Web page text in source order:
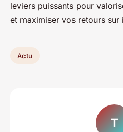
leviers puissants pour
et maximiser vos retours sur
Actu
T